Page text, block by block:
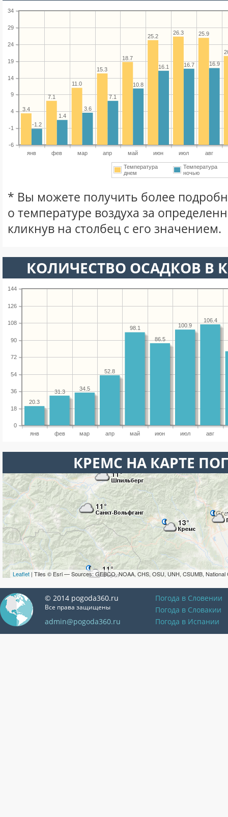
янв фев мар апр май июн июл авг
-6
-1
4
9
14
19
24
29
34
25.9
26.3
25.2
18.7
15.3
11.0
7.1
3.4
16.9
16.7
16.1
10.8
7.1
3.6
1.4
-1.2
Температура
днем
Температура
ночью
* Вы можете получить более
о температуре воздуха за
кликнув на столбец с его значением.
КОЛИЧЕСТВО ОСАДКОВ В
янв фев мар апр май июн июл авг
0
18
36
54
72
90
108
126
144
106.4
100.9
86.5
98.1
52.8
34.5
31.3
20.3
КРЕМС НА КАРТЕ
Leaflet | Tiles © Esri — Sources: GEBCO, NOAA, CHS, OSU, UNH, CSUMB, National
© 2014 pogoda360.ru
Все права защищены
admin@pogoda360.ru
Погода в Словении
Погода в Словакии
Погода в Испании